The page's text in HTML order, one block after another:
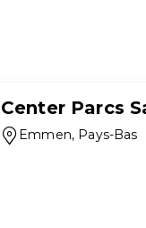
Center Parcs
Emmen, Pays-Bas